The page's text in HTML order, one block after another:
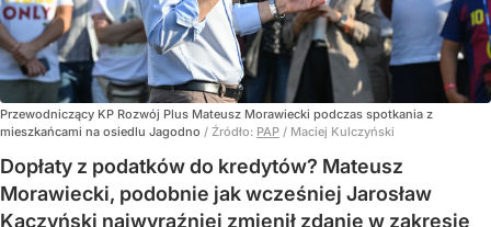
Przewodniczący KP Rozwój Plus Mateusz Morawiecki podczas spotkania z
mieszkańcami na osiedlu Jagodno / Źródło: PAP / Maciej Kulczyński
Dopłaty z podatków do kredytów? Mateusz
Morawiecki, podobnie jak wcześniej Jarosław
Kaczyński najwyraźniej zmienił zdanie w zakresie